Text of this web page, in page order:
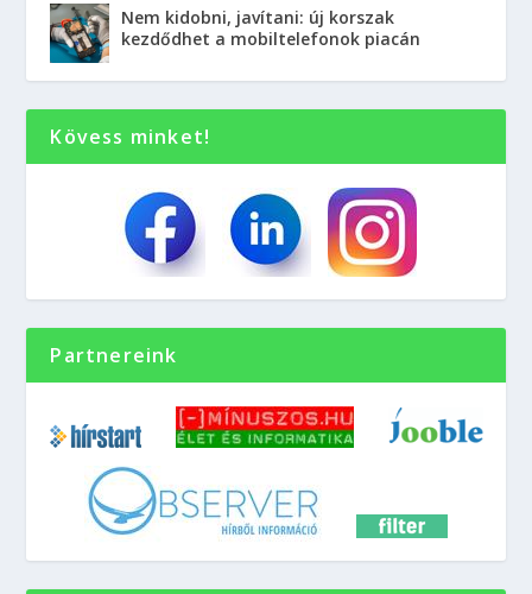
Nem kidobni, javítani: új korszak
kezdődhet a mobiltelefonok piacán
Kövess minket!
Partnereink